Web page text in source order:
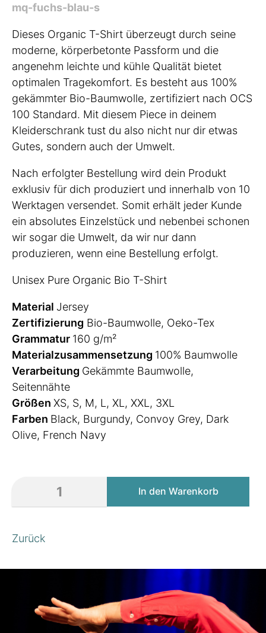
mq-fuchs-blau-s
Dieses Organic T-Shirt überzeugt durch seine
moderne, körperbetonte Passform und die
angenehm leichte und kühle Qualität bietet
optimalen Tragekomfort. Es besteht aus 100%
gekämmter Bio-Baumwolle, zertifiziert nach OCS
100 Standard. Mit diesem Piece in deinem
Kleiderschrank tust du also nicht nur dir etwas
Gutes, sondern auch der Umwelt.
Nach erfolgter Bestellung wird dein Produkt
exklusiv für dich produziert und innerhalb von 10
Werktagen versendet. Somit erhält jeder Kunde
ein absolutes Einzelstück und nebenbei schonen
wir sogar die Umwelt, da wir nur dann
produzieren, wenn eine Bestellung erfolgt.
Unisex Pure Organic Bio T-Shirt
Material Jersey
Zertifizierung Bio-Baumwolle, Oeko-Tex
Grammatur 160 g/m²
Materialzusammensetzung 100% Baumwolle
Verarbeitung Gekämmte Baumwolle,
Seitennähte
Größen XS, S, M, L, XL, XXL, 3XL
Farben Black, Burgundy, Convoy Grey, Dark
Olive, French Navy
Zurück